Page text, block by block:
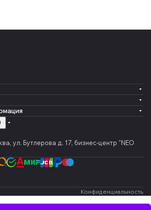
ул. Бутлерова д. 17, бизнес-центр "NEO
Конфиденциальность